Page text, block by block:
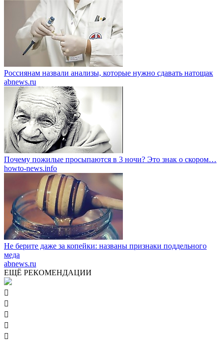
Россиянам назвали анализы, которые нужно сдавать натощак
abnews.ru
Почему пожилые просыпаются в 3 ночи? Это знак о скором…
howto-news.info
Не берите даже за копейки: названы признаки поддельного
меда
abnews.ru
ЕЩЁ РЕКОМЕНДАЦИИ




